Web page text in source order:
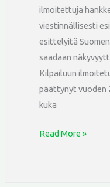
ilmoitettuja
viestinnällisesti
esittelyitä
saadaan
Kilpailuun
päättynyt vuoden
kuka
Read More »